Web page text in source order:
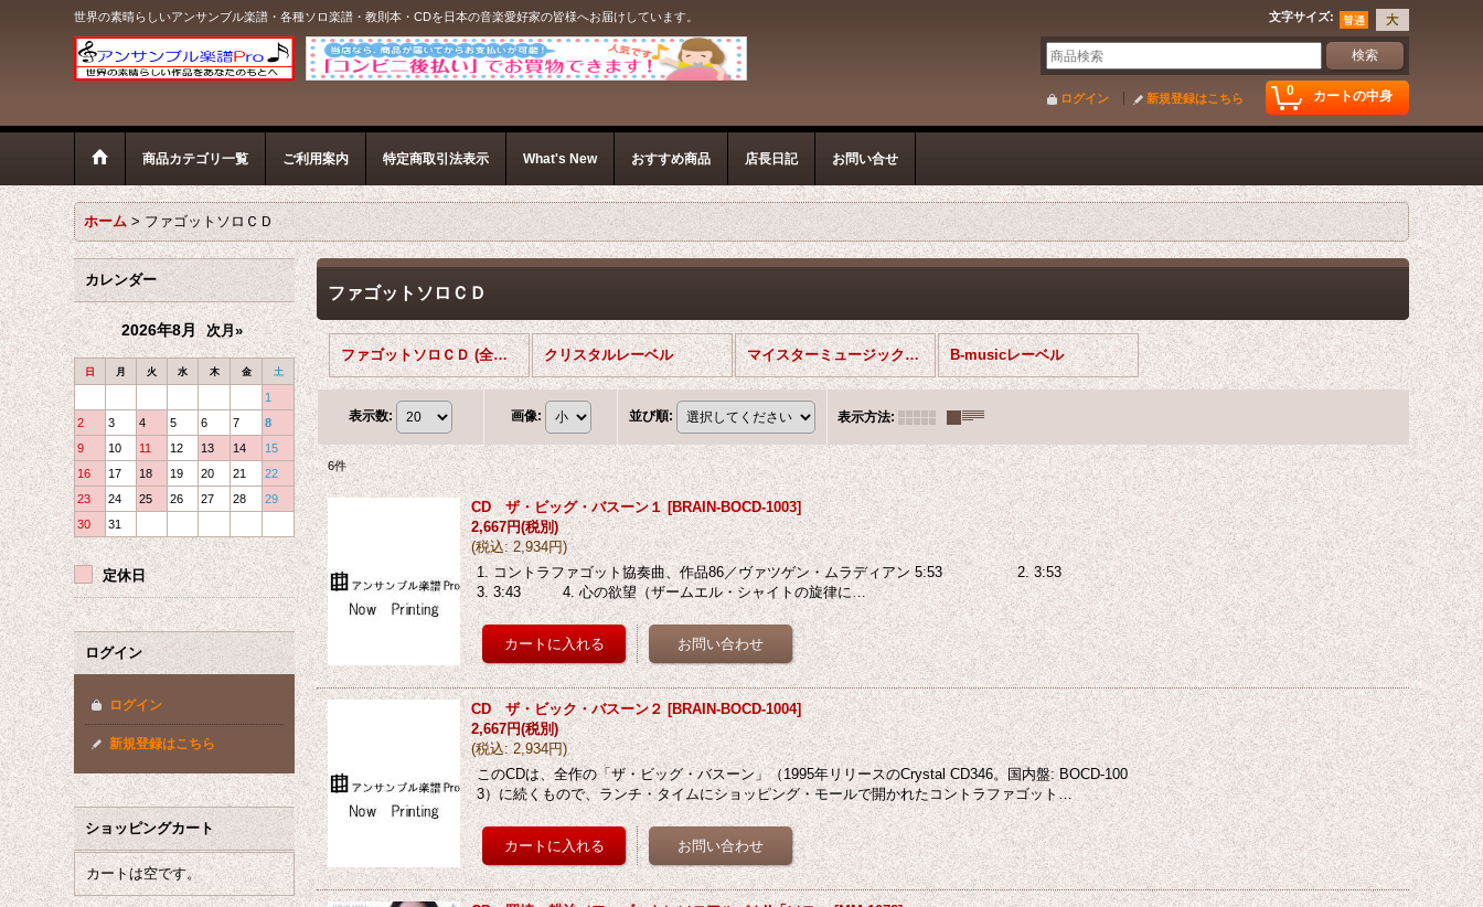
世界の素晴らしいアンサンブル楽譜・各種ソロ楽譜・教則本・CDを日本の音楽愛好家の皆様へお届けしています。 文字サイズ:
0 カートの中身
ログイン 新規登録はこちら
商品カテゴリ一覧 ご利用案内 特定商取引法表示 What's New おすすめ商品 店長日記 お問い合せ
ホーム > ファゴットソロＣＤ
カレンダー
2026年8月 次月»
日 月 火 水 木 金 土
1
2
3 4 5 6 7
8
9
10 11 12 13 14
15
16
17 18 19 20 21
22
23
24 25 26 27 28
29
30
31
定休日
ログイン
ログイン
新規登録はこちら
ショッピングカート
カートは空です。
ファゴットソロＣＤ
ファゴットソロＣＤ (全商品) クリスタルレーベル マイスターミュージックレーベル B-musicレーベル
表示数: 画像: 並び順: 表示方法:
6件
CD ザ・ビッグ・バスーン１ [BRAIN-BOCD-1003]
2,667円(税別)
(税込: 2,934円)
1. コントラファゴット協奏曲、作品86／ヴァツゲン・ムラディアン 5:53 2. 3:53
3. 3:43 4. 心の欲望（ザームエル・シャイトの旋律に…
CD ザ・ビック・バスーン２ [BRAIN-BOCD-1004]
2,667円(税別)
(税込: 2,934円)
このCDは、全作の「ザ・ビッグ・バスーン」（1995年リリースのCrystal CD346。国内盤: BOCD-100
3）に続くもので、ランチ・タイムにショッピング・モールで開かれたコントラファゴット…